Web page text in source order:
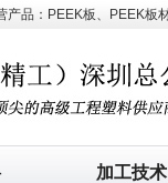
品：PEEK板、PEEK板
加工技术